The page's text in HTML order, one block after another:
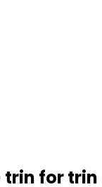
trin for trin